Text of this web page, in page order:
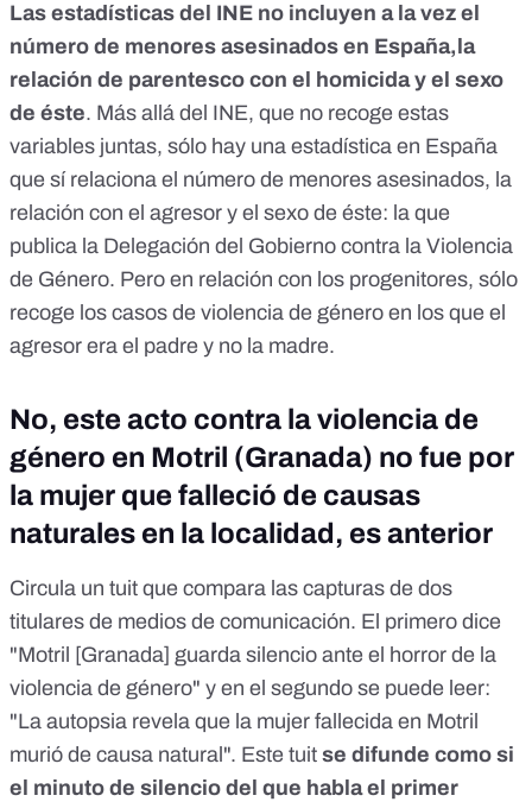
Las estadísticas del INE no incluyen a la vez el
número de menores asesinados en España,la
relación de parentesco con el homicida y el sexo
de éste. Más allá del INE, que no recoge estas
variables juntas, sólo hay una estadística en España
que sí relaciona el número de menores asesinados, la
relación con el agresor y el sexo de éste: la que
publica la Delegación del Gobierno contra la Violencia
de Género. Pero en relación con los progenitores, sólo
recoge los casos de violencia de género en los que el
agresor era el padre y no la madre.
No, este acto contra la violencia de
género en Motril (Granada) no fue por
la mujer que falleció de causas
naturales en la localidad, es anterior
Circula un tuit que compara las capturas de dos
titulares de medios de comunicación. El primero dice
"Motril [Granada] guarda silencio ante el horror de la
violencia de género" y en el segundo se puede leer:
"La autopsia revela que la mujer fallecida en Motril
murió de causa natural". Este tuit se difunde como si
el minuto de silencio del que habla el primer